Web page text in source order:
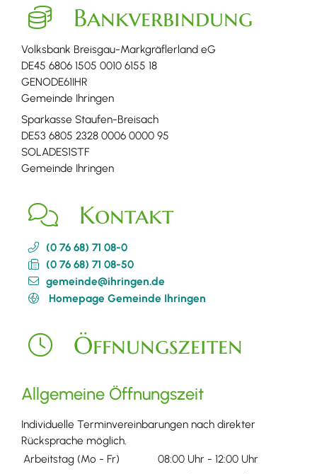
Bankverbindung
Volksbank Breisgau-Markgräflerland eG
DE45 6806 1505 0010 6155 18
GENODE61IHR
Gemeinde Ihringen
Sparkasse Staufen-Breisach
DE53 6805 2328 0006 0000 95
SOLADES1STF
Gemeinde Ihringen
Kontakt
(0 76 68) 71 08-0
(0 76 68) 71 08-50
gemeinde@ihringen.de
Homepage Gemeinde Ihringen
Öffnungszeiten
Allgemeine Öffnungszeit
Individuelle Terminvereinbarungen nach direkter
Rücksprache möglich.
Arbeitstag (Mo - Fr)
08:00 Uhr - 12:00 Uhr